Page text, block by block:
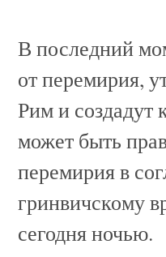
В последний
от перемирия,
Рим и создадут
может быть
перемирия в
гринвичскому
сегодня ночью.